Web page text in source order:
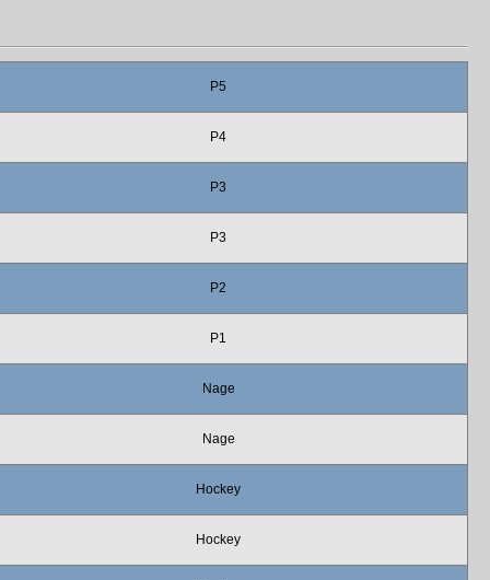
P5
P4
P3
P3
P2
P1
Nage
Nage
Hockey
Hockey